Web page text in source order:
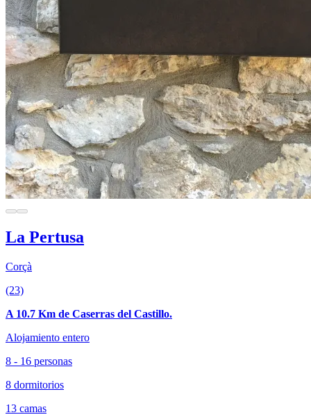
La Pertusa
Corçà
(23)
A 10.7 Km de Caserras del Castillo.
Alojamiento entero
8 - 16 personas
8 dormitorios
13 camas